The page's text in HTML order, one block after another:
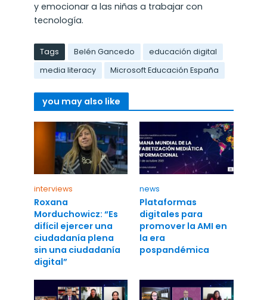
y emocionar a las niñas a trabajar con
tecnología.
Tags Belén Gancedo
educación digital
media literacy
Microsoft Educación España
you may also like
interviews
Roxana
Morduchowicz: “Es
difícil ejercer una
ciudadanía plena
sin una ciudadanía
digital”
news
Plataformas
digitales para
promover la AMI en
la era
pospandémica